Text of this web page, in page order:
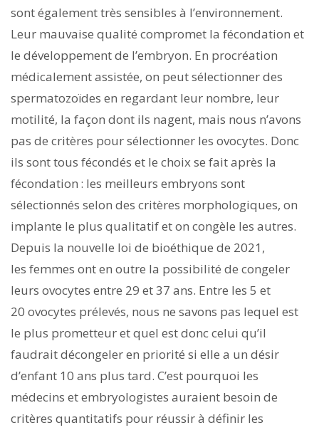
sont également très sensibles à l’environnement.
Leur mauvaise qualité compromet la fécondation et
le développement de l’embryon. En procréation
médicalement assistée, on peut sélectionner des
spermatozoïdes en regardant leur nombre, leur
motilité, la façon dont ils nagent, mais nous n’avons
pas de critères pour sélectionner les ovocytes. Donc
ils sont tous fécondés et le choix se fait après la
fécondation : les meilleurs embryons sont
sélectionnés selon des critères morphologiques, on
implante le plus qualitatif et on congèle les autres.
Depuis la nouvelle loi de bioéthique de 2021,
les femmes ont en outre la possibilité de congeler
leurs ovocytes entre 29 et 37 ans. Entre les 5 et
20 ovocytes prélevés, nous ne savons pas lequel est
le plus prometteur et quel est donc celui qu’il
faudrait décongeler en priorité si elle a un désir
d’enfant 10 ans plus tard. C’est pourquoi les
médecins et embryologistes auraient besoin de
critères quantitatifs pour réussir à définir les